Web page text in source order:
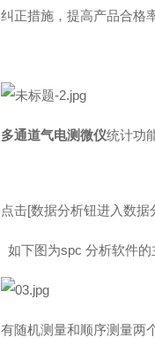
纠正措施，提高产品合格率
多通道气电测微仪统计功
点击[数据分析钮进入数据
如下图为spc 分析软件的
有随机测量和顺序测量两